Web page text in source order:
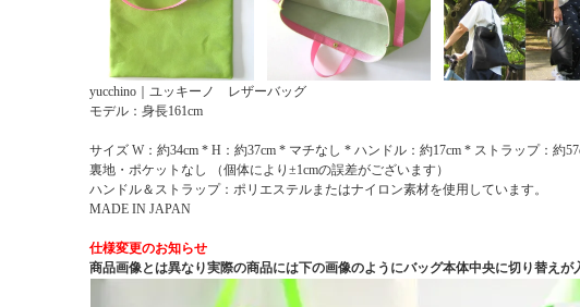
yucchino｜ユッキーノ レザーバッグ
モデル：身長161cm
サイズ W：約34cm * H：約37cm * マチなし * ハンドル：約17cm * ストラップ：約
裏地・ポケットなし （個体により±1cmの誤差がございます）
ハンドル＆ストラップ：ポリエステルまたはナイロン素材を使用しています。
MADE IN JAPAN
仕様変更のお知らせ
商品画像とは異なり実際の商品には下の画像のようにバッグ本体中央に切り替えが